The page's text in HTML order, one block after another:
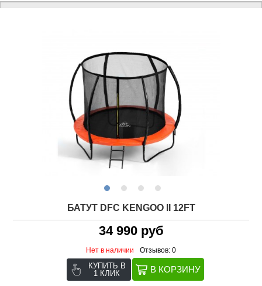
БАТУТ DFC KENGOO II 12FT
34 990 руб
Нет в наличии Отзывов: 0
КУПИТЬ В
1 КЛИК